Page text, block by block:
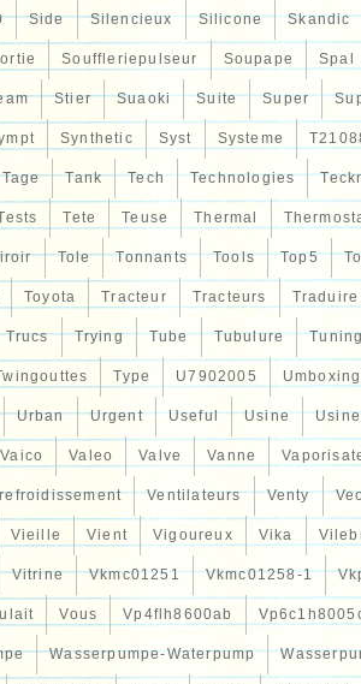
Side Silencieux Silicone Skandic
Souffleriepulseur Soupape Spal
Stier Suaoki Suite Super
Synthetic Syst Systeme
Tage Tank Tech Technologies
Tete Teuse Thermal
Tole Tonnants Tools Top5
Toyota Tracteur Tracteurs Traduire
Trucs Trying Tube Tubulure
Type U7902005 Umboxing
Urban Urgent Useful Usine
Vaico Valeo Valve Vanne
Ventilateurs Venty
Vieille Vient Vigoureux Vika
Vitrine Vkmc01251 Vkmc01258-1
Vous Vp4flh8600ab
Wasserpumpe-Waterpump